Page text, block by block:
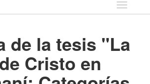
Idioma
de la tesis "La
Cristo en